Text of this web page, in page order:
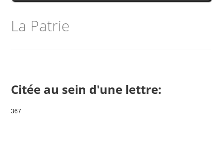
La Patrie
Citée au sein d'une lettre:
367